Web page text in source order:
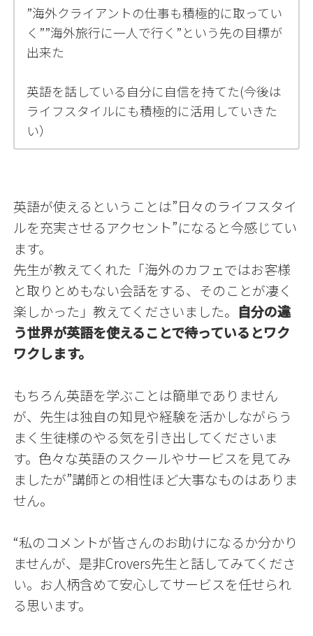
”海外クライアントの仕事も積極的に取ってい
く””海外旅行に一人で行く”という先の目標が
出来た
英語を話している自分に自信を持てた(今後は
ライフスタイルにも積極的に活用していきた
い）
英語が使えるということは”日々のライフスタイ
ルを充実させるアクセント”になると今感じてい
ます。
先生が教えてくれた 「海外のカフェではお客様
と取りとめもない会話をする、そのことが凄く
楽しかった」教えてくださいました。 自分の違
う世界が英語を使えることで待っているとワク
ワクします。
もちろん英語を学ぶことは簡単でありません
が、先生は独自の知見や経験を活かしながらう
まく生徒様のやる気を引き出してくださいま
す。色々な英語のスクールやサービスを見てみ
ましたが”講師との相性ほど大事なものはありま
せん。
“私のコメントが皆さんのお助けになるか分かり
ませんが、是非Crovers先生と話してみてくださ
い。お人柄含めて安心してサービスを任せられ
る思います。